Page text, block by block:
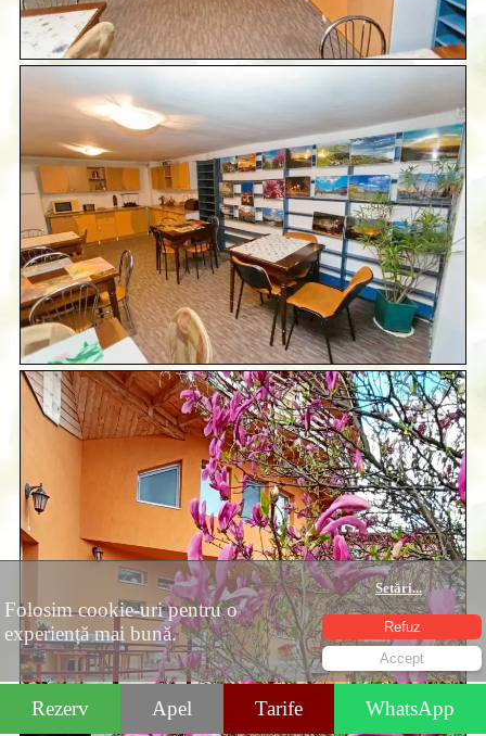
Rezerv Apel Tarife WhatsApp
Folosim cookie-uri pentru o
experiență mai bună.
Setări...
Refuz
Accept